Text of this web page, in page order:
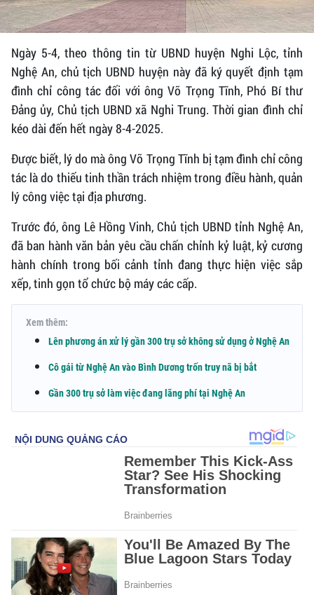
Ngày 5-4, theo thông tin từ UBND huyện Nghi Lộc, tỉnh
Nghệ An, chủ tịch UBND huyện này đã ký quyết định tạm
đình chỉ công tác đối với ông Võ Trọng Tĩnh, Phó Bí thư
Đảng ủy, Chủ tịch UBND xã Nghi Trung. Thời gian đình chỉ
kéo dài đến hết ngày 8-4-2025.
Được biết, lý do mà ông Võ Trọng Tĩnh bị tạm đình chỉ công
tác là do thiếu tinh thần trách nhiệm trong điều hành, quản
lý công việc tại địa phương.
Trước đó, ông Lê Hồng Vinh, Chủ tịch UBND tỉnh Nghệ An,
đã ban hành văn bản yêu cầu chấn chỉnh kỷ luật, kỷ cương
hành chính trong bối cảnh tỉnh đang thực hiện việc sắp
xếp, tinh gọn tổ chức bộ máy các cấp.
Xem thêm:
Lên phương án xử lý gần 300 trụ sở không sử dụng ở Nghệ An
Cô gái từ Nghệ An vào Bình Dương trốn truy nã bị bắt
Gần 300 trụ sở làm việc đang lãng phí tại Nghệ An